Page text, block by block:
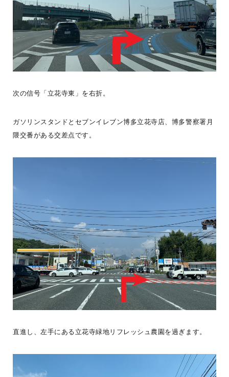
...続きを読む
BESS藤沢 LOGWAYだより 全国のBESS
シェア
2026年08月08日
tsukuba.bess.jp
次の信号「立花寺東」を右折。
ガソリンスタンドとセブンイレブン博多立花寺店、博多警察署月
隈交番がある交差点です。
直進し、左手にある立花寺緑地リフレッシュ農園を過ぎます。